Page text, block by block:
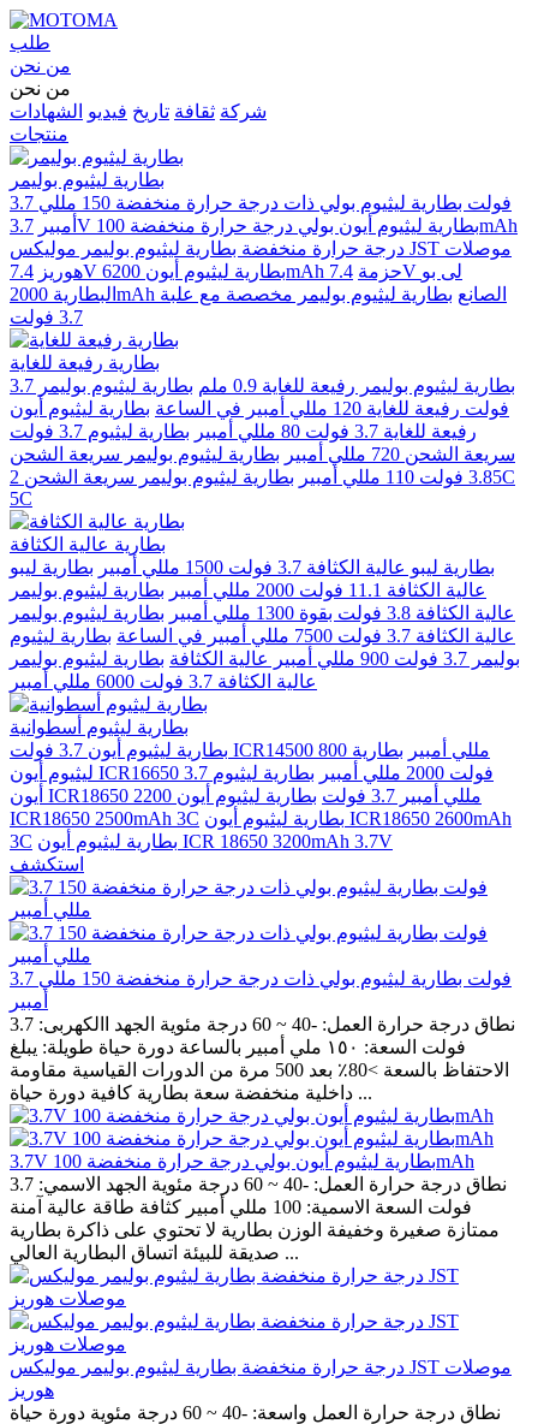
طلب
من نحن
من نحن
شركة ثقافة تاريخ فيديو الشهادات
منتجات
بطارية ليثيوم بوليمر
3.7 فولت بطارية ليثيوم بولي ذات درجة حرارة منخفضة 150 مللي
أمبير
3.7V بطارية ليثيوم أيون بولي درجة حرارة منخفضة 100mAh
درجة حرارة منخفضة بطارية ليثيوم بوليمر موليكس JST موصلات
هوريز
7.4V بطارية ليثيوم أيون 6200mAh حزمة 7.4V لى بو
البطارية 2000mAh الصانع بطارية ليثيوم بوليمر مخصصة مع علبة
3.7 فولت
بطارية رفيعة للغاية
بطارية ليثيوم بوليمر رفيعة للغاية 0.9 ملم
بطارية ليثيوم بوليمر 3.7
فولت رفيعة للغاية 120 مللي أمبير في الساعة
بطارية ليثيوم أيون
رفيعة للغاية 3.7 فولت 80 مللي أمبير
بطارية ليثيوم 3.7 فولت
سريعة الشحن 720 مللي أمبير
بطارية ليثيوم بوليمر سريعة الشحن
3.85 فولت 110 مللي أمبير
بطارية ليثيوم بوليمر سريعة الشحن 2C
5C
بطارية عالية الكثافة
بطارية ليبو عالية الكثافة 3.7 فولت 1500 مللي أمبير
بطارية ليبو
عالية الكثافة 11.1 فولت 2000 مللي أمبير
بطارية ليثيوم بوليمر
عالية الكثافة 3.8 فولت بقوة 1300 مللي أمبير
بطارية ليثيوم بوليمر
عالية الكثافة 3.7 فولت 7500 مللي أمبير في الساعة
بطارية ليثيوم
بوليمر 3.7 فولت 900 مللي أمبير عالية الكثافة
بطارية ليثيوم بوليمر
عالية الكثافة 3.7 فولت 6000 مللي أمبير
بطارية ليثيوم أسطوانية
بطارية ليثيوم أيون 3.7 فولت ICR14500 800 مللي أمبير بطارية
ليثيوم أيون ICR16650 3.7 فولت 2000 مللي أمبير
بطارية ليثيوم
أيون ICR18650 2200 مللي أمبير 3.7 فولت
بطارية ليثيوم أيون
ICR18650 2500mAh 3C بطارية ليثيوم أيون ICR18650 2600mAh
3C
بطارية ليثيوم أيون ICR 18650 3200mAh 3.7V
استكشف
3.7 فولت بطارية ليثيوم بولي ذات درجة حرارة منخفضة 150 مللي
أمبير
نطاق درجة حرارة العمل: -40 ~ 60 درجة مئوية الجهد االكهربى: 3.7
فولت السعة: ١٥٠ ملي أمبير بالساعة دورة حياة طويلة: يبلغ
الاحتفاظ بالسعة >80٪ بعد 500 مرة من الدورات القياسية مقاومة
داخلية منخفضة سعة بطارية كافية دورة حياة ...
3.7V بطارية ليثيوم أيون بولي درجة حرارة منخفضة 100mAh
نطاق درجة حرارة العمل: -40 ~ 60 درجة مئوية الجهد الاسمي: 3.7
فولت السعة الاسمية: 100 مللي أمبير كثافة طاقة عالية آمنة
ممتازة صغيرة وخفيفة الوزن بطارية لا تحتوي على ذاكرة بطارية
صديقة للبيئة اتساق البطارية العالي ...
درجة حرارة منخفضة بطارية ليثيوم بوليمر موليكس JST موصلات
هوريز
نطاق درجة حرارة العمل واسعة: -40 ~ 60 درجة مئوية دورة حياة